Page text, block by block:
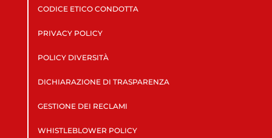
CODICE ETICO CONDOTTA
PRIVACY POLICY
POLICY DIVERSITÀ
DICHIARAZIONE DI TRASPARENZA
GESTIONE DEI RECLAMI
WHISTLEBLOWER POLICY